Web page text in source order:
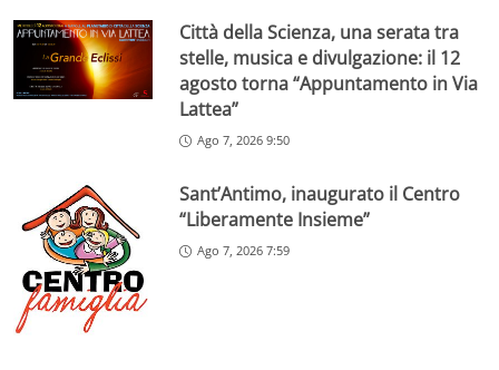
Città della Scienza, una serata tra
stelle, musica e divulgazione: il 12
agosto torna “Appuntamento in Via
Lattea”
Ago 7, 2026 9:50
Sant’Antimo, inaugurato il Centro
“Liberamente Insieme”
Ago 7, 2026 7:59